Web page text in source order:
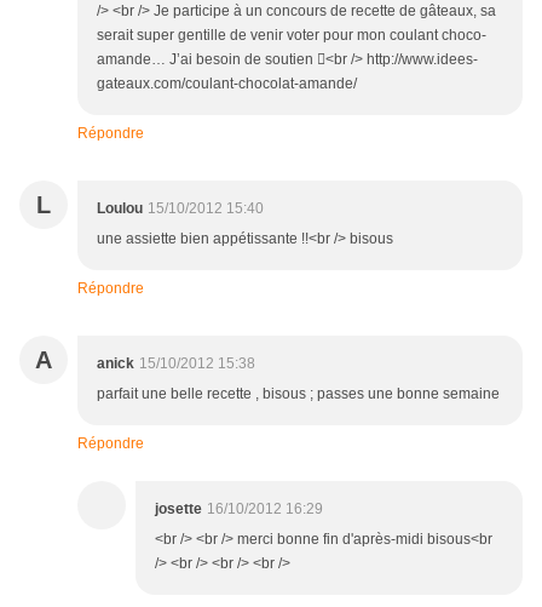
/> <br /> Je participe à un concours de recette de gâteaux, sa
serait super gentille de venir voter pour mon coulant choco-
amande… J’ai besoin de soutien <br /> http://www.idees-
gateaux.com/coulant-chocolat-amande/
Répondre
L Loulou 15/10/2012 15:40
une assiette bien appétissante !!<br /> bisous
Répondre
A anick 15/10/2012 15:38
parfait une belle recette , bisous ; passes une bonne semaine
Répondre
josette 16/10/2012 16:29
<br /> <br /> merci bonne fin d'après-midi bisous<br
/> <br /> <br /> <br />